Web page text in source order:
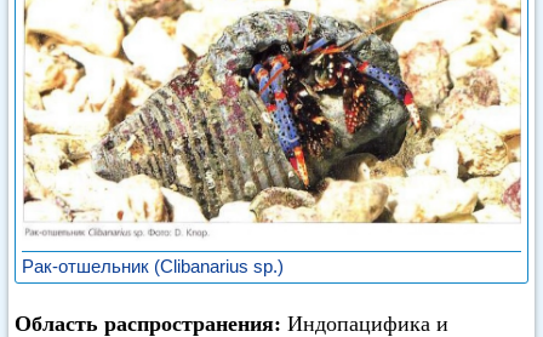
Рак-отшельник (Clibanarius sp.)
Область распространения: Индопацифика и